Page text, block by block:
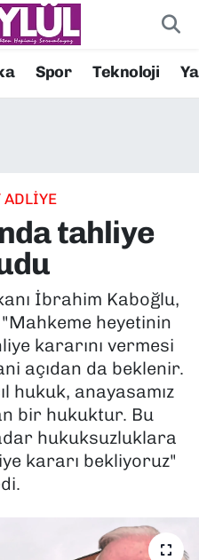
Spor Teknoloji
tahliye
İbrahim Kaboğlu,
heyetinin
kararını vermesi
açıdan da beklenir.
hukuk, anayasamız
bir hukuktur. Bu
hukuksuzluklara
kararı bekliyoruz"
ve Fikstür